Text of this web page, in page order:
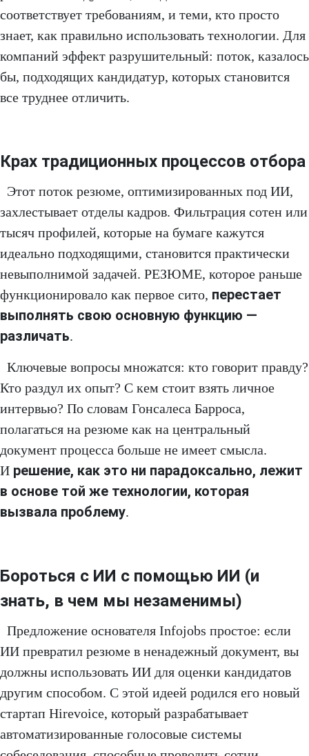
соответствует требованиям, и теми, кто просто
знает, как правильно использовать технологии. Для
компаний эффект разрушительный: поток, казалось
бы, подходящих кандидатур, которых становится
все труднее отличить.
Крах традиционных процессов отбора
Этот поток резюме, оптимизированных под ИИ,
захлестывает отделы кадров. Фильтрация сотен или
тысяч профилей, которые на бумаге кажутся
идеально подходящими, становится практически
невыполнимой задачей. РЕЗЮМЕ, которое раньше
функционировало как первое сито, перестает
выполнять свою основную функцию —
различать.
Ключевые вопросы множатся: кто говорит правду?
Кто раздул их опыт? С кем стоит взять личное
интервью? По словам Гонсалеса Барроса,
полагаться на резюме как на центральный
документ процесса больше не имеет смысла.
И решение, как это ни парадоксально, лежит
в основе той же технологии, которая
вызвала проблему.
Бороться с ИИ с помощью ИИ (и
знать, в чем мы незаменимы)
Предложение основателя Infojobs простое: если
ИИ превратил резюме в ненадежный документ, вы
должны использовать ИИ для оценки кандидатов
другим способом. С этой идеей родился его новый
стартап Hirevoice, который разрабатывает
автоматизированные голосовые системы